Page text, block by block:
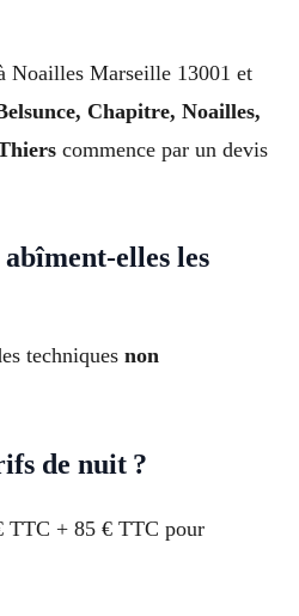
Noailles Marseille 13001 et
Chapitre, Noailles,
commence par un devis
elles les
techniques non
de nuit ?
TTC + 85 € TTC pour